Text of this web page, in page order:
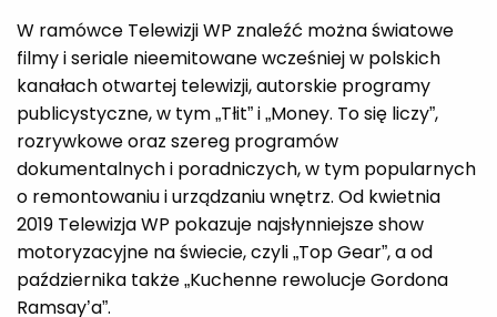
W ramówce Telewizji WP znaleźć można światowe
filmy i seriale nieemitowane wcześniej w polskich
kanałach otwartej telewizji, autorskie programy
publicystyczne, w tym „Tłit” i „Money. To się liczy”,
rozrywkowe oraz szereg programów
dokumentalnych i poradniczych, w tym popularnych
o remontowaniu i urządzaniu wnętrz. Od kwietnia
2019 Telewizja WP pokazuje najsłynniejsze show
motoryzacyjne na świecie, czyli „Top Gear”, a od
października także „Kuchenne rewolucje Gordona
Ramsay’a”.